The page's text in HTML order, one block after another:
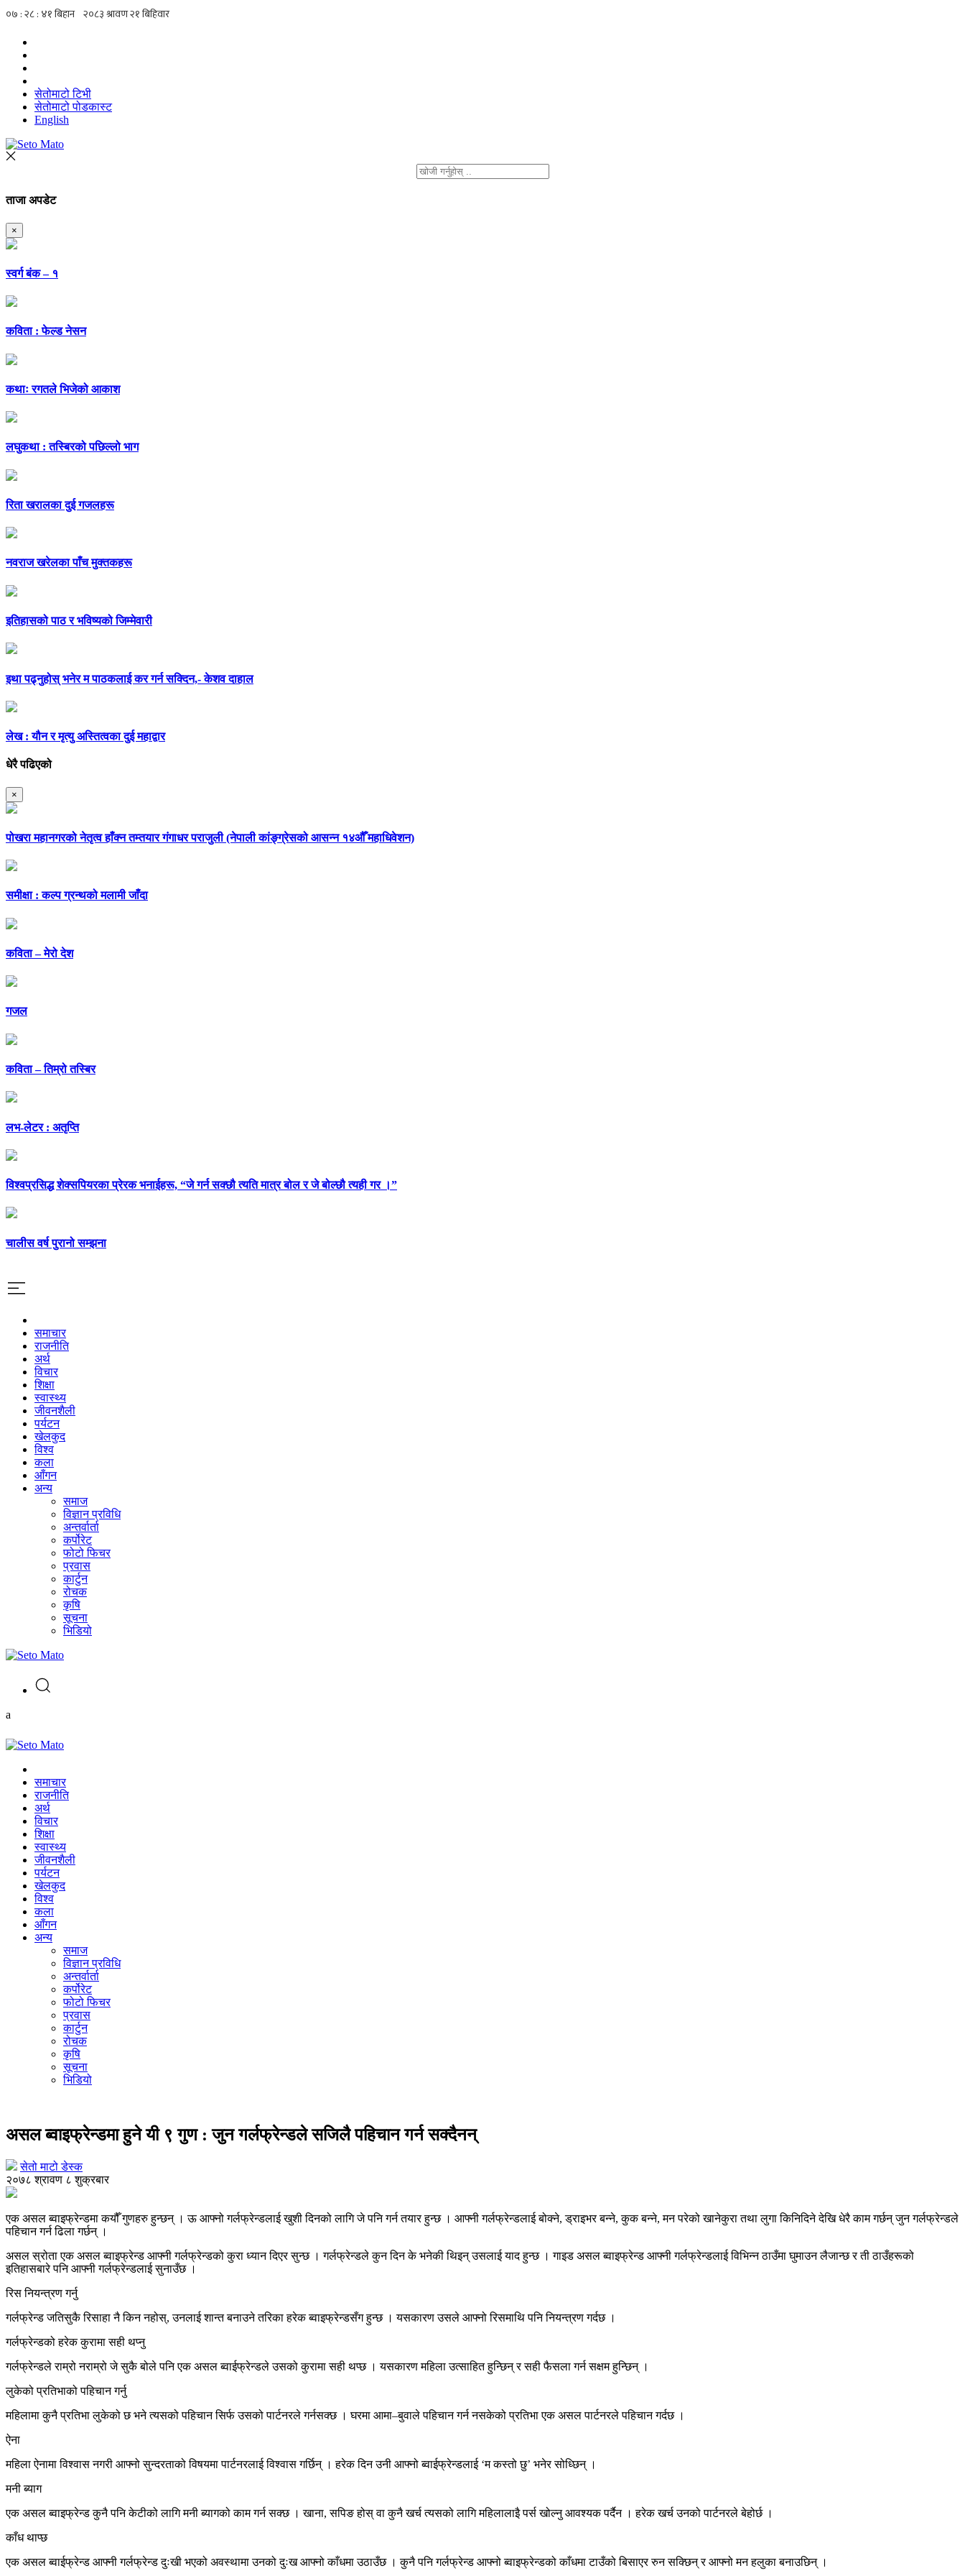
सेतोमाटो टिभी
सेतोमाटो पोडकास्ट
English
ताजा अपडेट
×
स्वर्ग बंक – १
कविता : फेल्ड नेसन
कथाः रगतले भिजेको आकाश
लघुकथा : तस्बिरको पछिल्लो भाग
रिता खरालका दुई गजलहरू
नवराज खरेलका पाँच मुक्तकहरू
इतिहासको पाठ र भविष्यको जिम्मेवारी
इथा पढ्नुहोस् भनेर म पाठकलाई कर गर्न सक्दिन,- केशव दाहाल
लेख : यौन र मृत्यु अस्तित्वका दुई महाद्वार
धेरै पढिएको
×
पोखरा महानगरको नेतृत्व हाँक्न तम्तयार गंगाधर पराजुली (नेपाली कांङ्ग्रेसको आसन्न १४औँ महाधिवेशन)
समीक्षा : कल्प ग्रन्थको मलामी जाँदा
कविता – मेरो देश
गजल
कविता – तिम्रो तस्बिर
लभ-लेटर : अतृप्ति
विश्वप्रसिद्ध शेक्सपियरका प्रेरक भनाईहरू, “जे गर्न सक्छौ त्यति मात्र बोल र जे बोल्छौ त्यही गर ।”
चालीस वर्ष पुरानो सम्झना
समाचार
राजनीति
अर्थ
विचार
शिक्षा
स्वास्थ्य
जीवनशैली
पर्यटन
खेलकुद
विश्व
कला
आँगन
अन्य
समाज
विज्ञान प्रविधि
अन्तर्वार्ता
कर्पोरेट
फोटो फिचर
प्रवास
कार्टुन
रोचक
कृषि
सूचना
भिडियो
a
समाचार
राजनीति
अर्थ
विचार
शिक्षा
स्वास्थ्य
जीवनशैली
पर्यटन
खेलकुद
विश्व
कला
आँगन
अन्य
समाज
विज्ञान प्रविधि
अन्तर्वार्ता
कर्पोरेट
फोटो फिचर
प्रवास
कार्टुन
रोचक
कृषि
सूचना
भिडियो
असल ब्वाइफ्रेन्डमा हुने यी ९ गुण : जुन गर्लफ्रेन्डले सजिलै पहिचान गर्न सक्दैनन्
सेतो माटो डेस्क
२०७८ श्रावण ८ शुक्रबार
एक असल ब्वाइफ्रेन्डमा कयौँ गुणहरु हुन्छन् । ऊ आफ्नो गर्लफ्रेन्डलाई खुशी दिनको लागि जे पनि गर्न तयार हुन्छ । आफ्नी गर्लफ्रेन्डलाई बोक्ने, ड्राइभर बन्ने, कुक बन्ने, मन परेको खानेकुरा तथा लुगा किनिदिने देखि धेरै काम गर्छन् जुन गर्लफ्रेन्डले
पहिचान गर्न ढिला गर्छन् ।
असल स्रोता एक असल ब्वाइफ्रेन्ड आफ्नी गर्लफ्रेन्डको कुरा ध्यान दिएर सुन्छ । गर्लफ्रेन्डले कुन दिन के भनेकी थिइन् उसलाई याद हुन्छ । गाइड असल ब्वाइफ्रेन्ड आफ्नी गर्लफ्रेन्डलाई विभिन्न ठाउँमा घुमाउन लैजान्छ र ती ठाउँहरूको
इतिहासबारे पनि आफ्नी गर्लफ्रेन्डलाई सुनाउँछ ।
रिस नियन्त्रण गर्नु
गर्लफ्रेन्ड जतिसुकै रिसाहा नै किन नहोस्, उनलाई शान्त बनाउने तरिका हरेक ब्वाइफ्रेन्डसँग हुन्छ । यसकारण उसले आफ्नो रिसमाथि पनि नियन्त्रण गर्दछ ।
गर्लफ्रेन्डको हरेक कुरामा सही थप्नु
गर्लफ्रेन्डले राम्रो नराम्रो जे सुकै बोले पनि एक असल ब्वाईफ्रेन्डले उसको कुरामा सही थप्छ । यसकारण महिला उत्साहित हुन्छिन् र सही फैसला गर्न सक्षम हुन्छिन् ।
लुकेको प्रतिभाको पहिचान गर्नु
महिलामा कुनै प्रतिभा लुकेको छ भने त्यसको पहिचान सिर्फ उसको पार्टनरले गर्नसक्छ । घरमा आमा–बुवाले पहिचान गर्न नसकेको प्रतिभा एक असल पार्टनरले पहिचान गर्दछ ।
ऐना
महिला ऐनामा विश्वास नगरी आफ्नो सुन्दरताको विषयमा पार्टनरलाई विश्वास गर्छिन् । हरेक दिन उनी आफ्नो ब्वाईफ्रेन्डलाई ‘म कस्तो छु’ भनेर सोध्छिन् ।
मनी ब्याग
एक असल ब्वाइफ्रेन्ड कुनै पनि केटीको लागि मनी ब्यागको काम गर्न सक्छ । खाना, सपिङ होस् वा कुनै खर्च त्यसको लागि महिलालाइै पर्स खोल्नु आवश्यक पर्दैन । हरेक खर्च उनको पार्टनरले बेहोर्छ ।
काँध थाप्छ
एक असल ब्वाईफ्रेन्ड आफ्नी गर्लफ्रेन्ड दुःखी भएको अवस्थामा उनको दुःख आफ्नो काँधमा उठाउँछ । कुनै पनि गर्लफ्रेन्ड आफ्नो ब्वाइफ्रेन्डको काँधमा टाउँको बिसाएर रुन सक्छिन् र आफ्नो मन हलुका बनाउछिन् ।